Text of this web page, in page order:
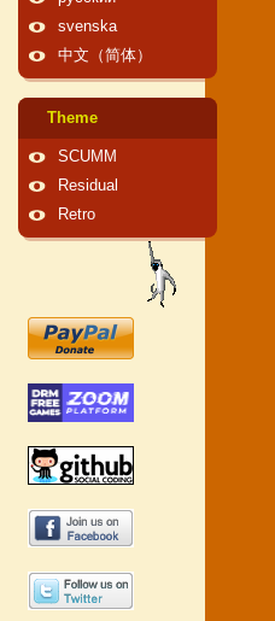
svenska
中文（简体）
Theme
SCUMM
Residual
Retro